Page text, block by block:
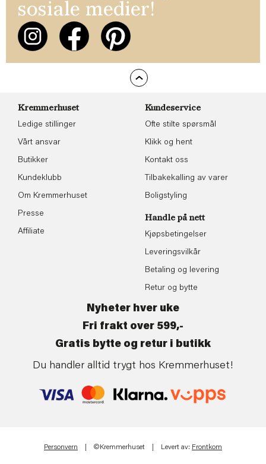
sosiale medier!
Kremmerhuset
Ledige stillinger
Vårt ansvar
Butikker
Kundeklubb
Om Kremmerhuset
Presse
Affiliate
Kundeservice
Ofte stilte spørsmål
Klikk og hent
Kontakt oss
Tilbakekalling av varer
Boligstyling
Handle på nett
Kjøpsbetingelser
Leveringsvilkår
Betaling og levering
Retur og bytte
Nyheter hver uke
Fri frakt over 599,-
Gratis bytte og retur i butikk
Du handler alltid trygt hos Kremmerhuset!
Personvern | ©Kremmerhuset | Levert av: Frontkom